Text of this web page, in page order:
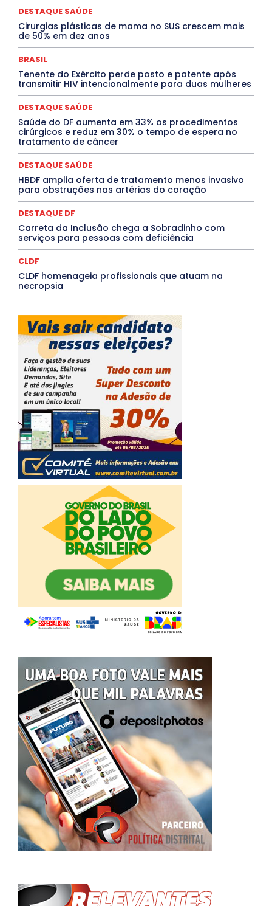
EVENTOS
Febre Oropouche
Goiás
INTELIGÊNCIA ARTIFICIAL
INTERNACIONAL
MEIO AMBIENTE
MÚSICA
O Plantonista Opinião Oropouche
Paraíba
Paraná Pernambuco Piauí
POLÍTICA
PROCESSO SELETIVO
PUBLIEDITORIAL
QUALIFICAÇÃO PROFISSIONAL
Rio de Janeiro
Rio Grande do Sul
Roraima
Santa Catarina
São Paulo SARAMPO
SAÚDE
Saúde Agora
TÁ FROID?
TEATRO TECNOLOGIA
TIC TAC
Mais
DESTAQUE SAÚDE
Cirurgias plásticas de mama no SUS crescem mais
de 50% em dez anos
BRASIL
Tenente do Exército perde posto e patente após
transmitir HIV intencionalmente para duas mulheres
DESTAQUE SAÚDE
Saúde do DF aumenta em 33% os procedimentos
cirúrgicos e reduz em 30% o tempo de espera no
tratamento de câncer
DESTAQUE SAÚDE
HBDF amplia oferta de tratamento menos invasivo
para obstruções nas artérias do coração
DESTAQUE DF
Carreta da Inclusão chega a Sobradinho com
serviços para pessoas com deficiência
CLDF
CLDF homenageia profissionais que atuam na
necropsia